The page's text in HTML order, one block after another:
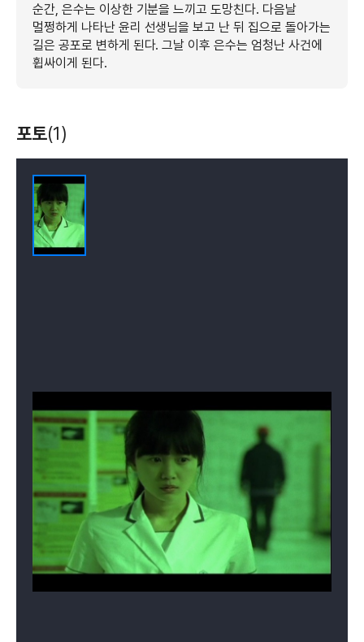
순간, 은수는 이상한 기분을 느끼고 도망친다. 다음날
멀쩡하게 나타난 윤리 선생님을 보고 난 뒤 집으로 돌아가는
길은 공포로 변하게 된다. 그날 이후 은수는 엄청난 사건에
휩싸이게 된다.
포토(1)